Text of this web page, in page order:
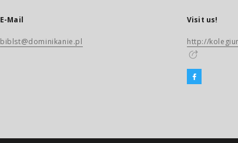
E-Mail
biblst@dominikanie.pl
Visit us!
http://